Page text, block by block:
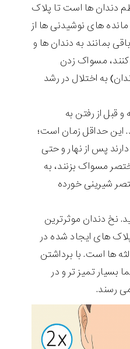
دندان ها است تا پلاک
های نوشیدنی ها از
بمانند به دندان ها و
مسواک زدن
به اختلال در رشد
و قبل از رفتن به
این حداقل زمان است؛
پس از نهار و حتی
مسواک بزنند، به
شیرینی خورده
نخ دندان موثرترین
های ایجاد شده در
ها است. با برداشتن
بسیار تمیز تر و در
رسند.